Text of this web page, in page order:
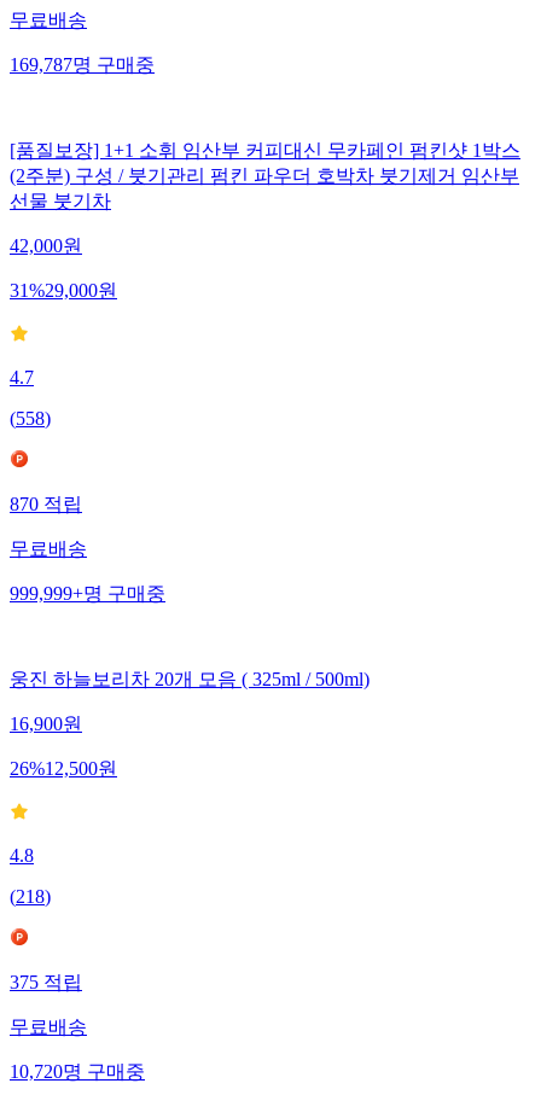
무료배송
169,787명 구매중
[품질보장] 1+1 소휘 임산부 커피대신 무카페인 펌킨샷 1박스
(2주분) 구성 / 붓기관리 펌킨 파우더 호박차 붓기제거 임산부
선물 붓기차
42,000원
31%29,000원
4.7
(558)
870 적립
무료배송
999,999+명 구매중
웅진 하늘보리차 20개 모음 ( 325ml / 500ml)
16,900원
26%12,500원
4.8
(218)
375적립
무료배송
10,720명구매중